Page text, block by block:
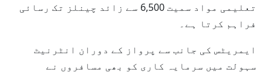
تعلیمی مواد سمیت 6,500 سے زائد چینلز تک رسائی
فراہم کرتا ہے۔
ایمریٹس کی جانب سے پرواز کے دوران انٹرنیٹ
سہولت میں سرمایہ کاری کو بھی مسافروں نے